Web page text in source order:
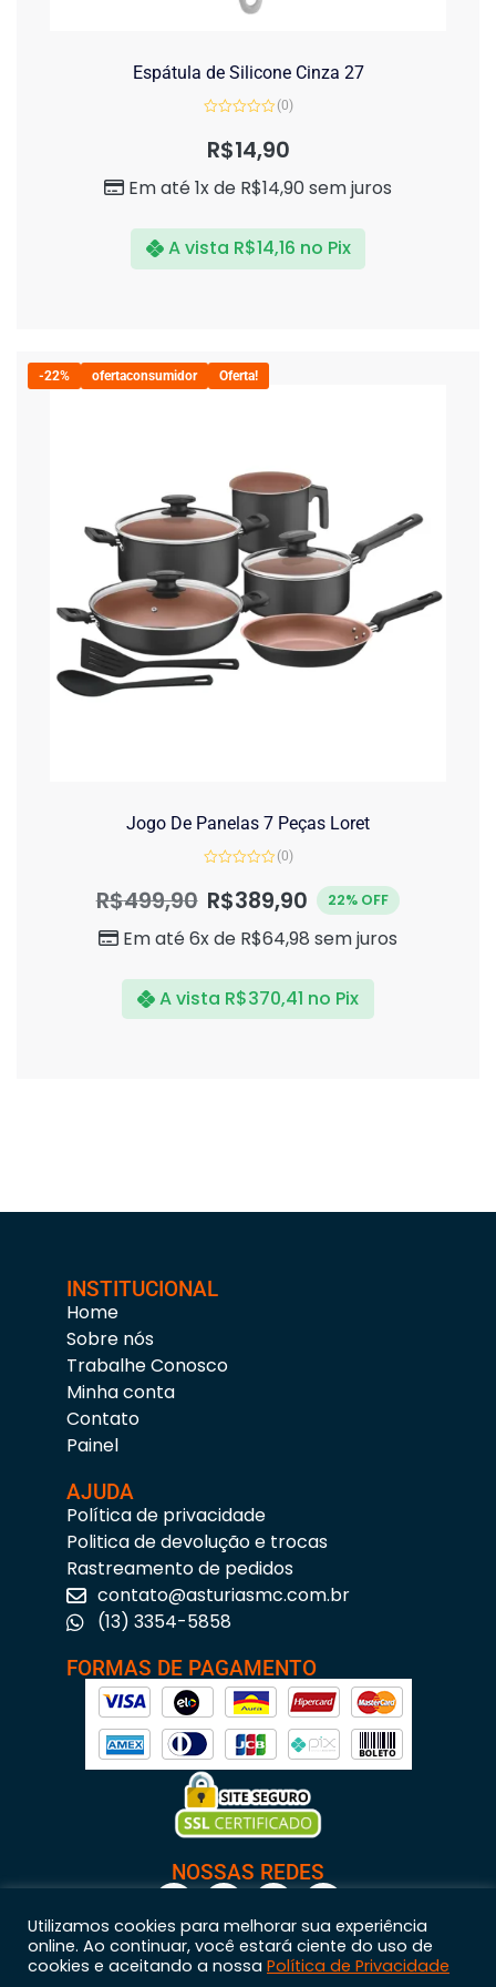
Espátula de Silicone Cinza 27
de
(0)
R$14,90
Em até 1x de R$14,90sem juros
A vista R$14,16 no Pix
-22% ofertaconsumidor Oferta!
Jogo De Panelas 7 Peças Loret
de
(0)
R$499,90 R$389,90 22% OFF
Em até 6x de R$64,98 sem juros
A vista R$370,41 no Pix
INSTITUCIONAL
Home
Sobre nós
Trabalhe Conosco
Minha conta
Contato
Painel
AJUDA
Política de privacidade
Politica de devolução e trocas
Rastreamento de pedidos
contato@asturiasmc.com.br
(13) 3354-5858
FORMAS DE PAGAMENTO
NOSSAS REDES
Utilizamos cookies para melhorar sua experiência
online. Ao continuar, você estará ciente do uso de
cookies e aceitando a nossa Política de Privacidade